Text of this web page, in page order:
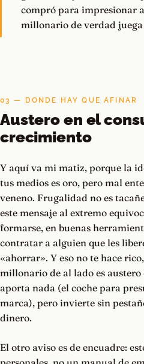
compró para impresionar
millonario de verdad
03 — DONDE HAY QUE AFINAR
Austero en el
crecimiento
Y aquí va mi matiz, porque la
tus medios es oro, pero mal
veneno. Frugalidad no es
este mensaje al extremo
formarse, en buenas
contratar a alguien que les
«ahorrar». Y eso no te hace
millonario de al lado es austero
aporta nada (el coche para
marca), pero invierte sin
dinero.
El otro aviso es de encuadre: